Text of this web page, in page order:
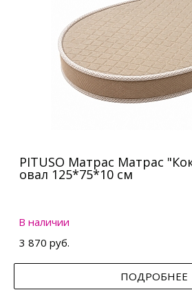
PITUSO Матрас Матрас
овал 125*75*10 см
В наличии
3 870 руб.
ПОДРОБНЕЕ